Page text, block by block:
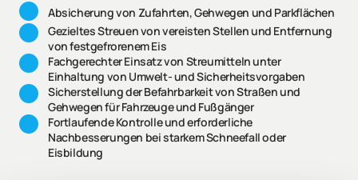
Absicherung von Zufahrten, Gehwegen und Parkflächen
Gezieltes Streuen von vereisten Stellen und Entfernung
von festgefrorenem Eis
Fachgerechter Einsatz von Streumitteln unter
Einhaltung von Umwelt- und Sicherheitsvorgaben
Sicherstellung der Befahrbarkeit von Straßen und
Gehwegen für Fahrzeuge und Fußgänger
Fortlaufende Kontrolle und erforderliche
Nachbesserungen bei starkem Schneefall oder
Eisbildung